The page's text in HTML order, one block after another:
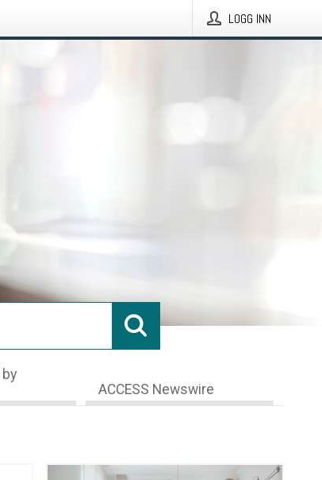
LOGG INN
ACCESS Newswire